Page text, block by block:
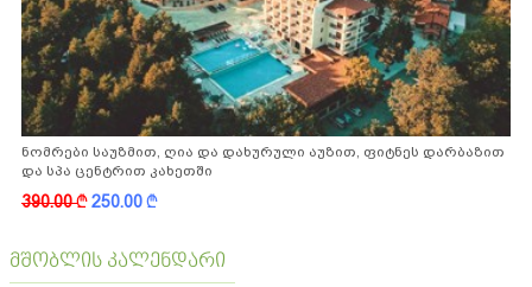
ნომრები საუზმით, ღია და დახურული აუზით, ფიტნეს დარბაზით
და სპა ცენტრით კახეთში
390.00k250.00k
მშობლის კალენდარი